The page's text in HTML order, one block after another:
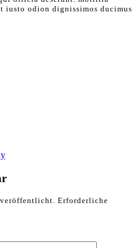
iusto odion dignissimos ducimus
Erforderliche